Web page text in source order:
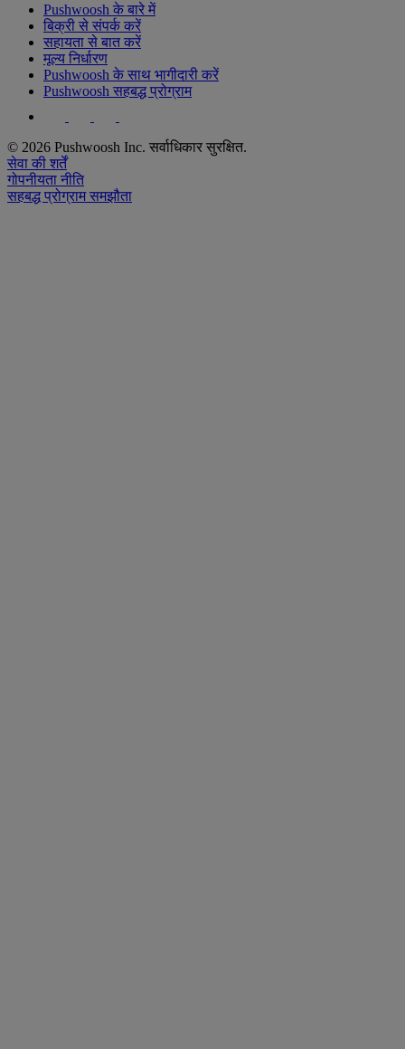
Pushwoosh के बारे में
बिक्री से संपर्क करें
सहायता से बात करें
मूल्य निर्धारण
Pushwoosh के साथ भागीदारी करें
Pushwoosh सहबद्ध प्रोग्राम
© 2026 Pushwoosh Inc. सर्वाधिकार सुरक्षित.
सेवा की शर्तें
गोपनीयता नीति
सहबद्ध प्रोग्राम समझौता